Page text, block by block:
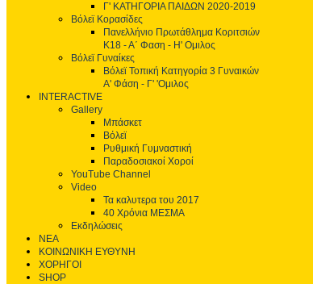
Γ' ΚΑΤΗΓΟΡΙΑ ΠΑΙΔΩΝ 2020-2019
Βόλεϊ Κορασίδες
Πανελλήνιο Πρωτάθλημα Κοριτσιών
Κ18 - Α΄ Φαση - H' Ομιλος
Βόλεϊ Γυναίκες
Βόλεϊ Τοπική Κατηγορία 3 Γυναικών
Α' Φάση - Γ' 'Ομιλος
INTERACTIVE
Gallery
Μπάσκετ
Βόλεϊ
Ρυθμική Γυμναστική
Παραδοσιακοί Χοροί
YouTube Channel
Video
Τα καλυτερα του 2017
40 Χρόνια ΜΕΣΜΑ
Εκδηλώσεις
ΝΕΑ
ΚΟΙΝΩΝΙΚΗ ΕΥΘΥΝΗ
ΧΟΡΗΓΟΙ
SHOP